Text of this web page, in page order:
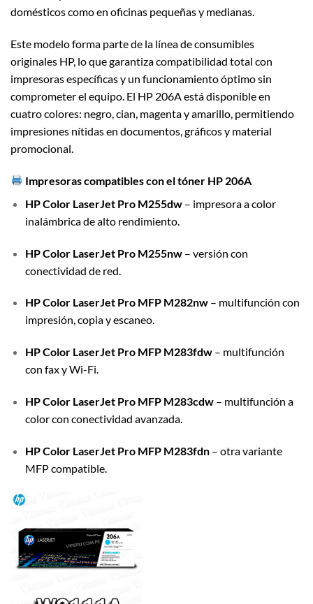
domésticos como en oficinas pequeñas y medianas.
Este modelo forma parte de la línea de consumibles
originales HP, lo que garantiza compatibilidad total con
impresoras específicas y un funcionamiento óptimo sin
comprometer el equipo. El HP 206A está disponible en
cuatro colores: negro, cian, magenta y amarillo, permitiendo
impresiones nítidas en documentos, gráficos y material
promocional.
Impresoras compatibles con el tóner HP 206A
HP Color LaserJet Pro M255dw– impresora a color
inalámbrica de alto rendimiento.
HP Color LaserJet Pro M255nw– versión con
conectividad de red.
HP Color LaserJet Pro MFP M282nw– multifunción con
impresión, copia y escaneo.
HP Color LaserJet Pro MFP M283fdw– multifunción
con fax y Wi-Fi.
HP Color LaserJet Pro MFP M283cdw– multifunción a
color con conectividad avanzada.
HP Color LaserJet Pro MFP M283fdn– otra variante
MFP compatible.